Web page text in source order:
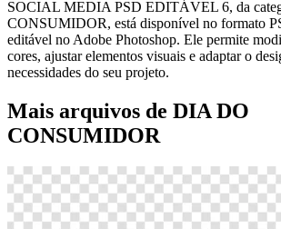
SOCIAL MEDIA PSD EDITÁVEL 6, da
CONSUMIDOR, está disponível no formato
editável no Adobe Photoshop. Ele permite
cores, ajustar elementos visuais e adaptar o
necessidades do seu projeto.
Mais arquivos de DIA DO
CONSUMIDOR